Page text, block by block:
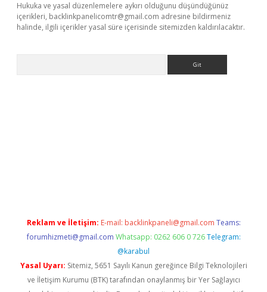
Hukuka ve yasal düzenlemelere aykırı olduğunu düşündüğünüz
içerikleri, backlinkpanelicomtr@gmail.com adresine bildirmeniz
halinde, ilgili içerikler yasal süre içerisinde sitemizden kaldırılacaktır.
Reklam ve İletişim: E-mail: backlinkpaneli@gmail.com Teams:
forumhizmeti@gmail.com Whatsapp: 0262 606 0 726 Telegram:
@karabul
Yasal Uyarı: Sitemiz, 5651 Sayılı Kanun gereğince Bilgi Teknolojileri
ve İletişim Kurumu (BTK) tarafından onaylanmış bir Yer Sağlayıcı